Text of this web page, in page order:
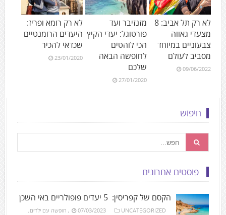
לא רק תל אביב: 8
מצעדי גאווה
צבעוניים במיוחד
מסביב לעולם
09/06/2022
מזנזיבר ועד
פורטוגל: יעדי הקיץ
הכי לוהטים
לחופשה הבאה
שלכם
27/01/2020
לא רק רומא ופריז:
היעדים הרומנטיים
שכדאי להכיר
23/01/2020
חיפוש
פוסטים אחרונים
הקסם של קפריסין: 5 יעדים פופולריים באי השכן
07/03/2023 UNCATEGORIZED
, חופשה עם ילדים,